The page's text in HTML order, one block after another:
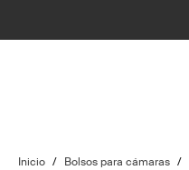
Inicio / Bolsos para cámaras /